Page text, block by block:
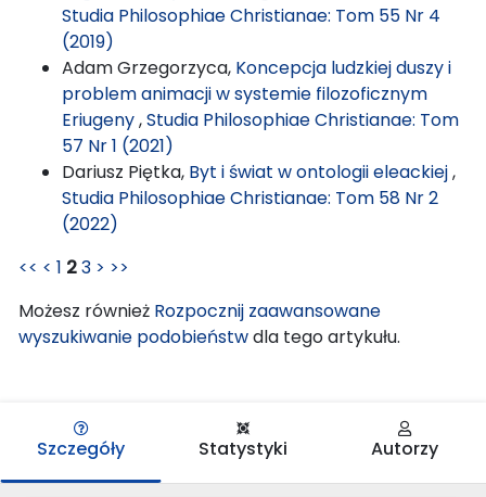
Studia Philosophiae Christianae: Tom 55 Nr 4
(2019)
Adam Grzegorzyca, Koncepcja ludzkiej duszy i
problem animacji w systemie filozoficznym
Eriugeny,Studia Philosophiae Christianae: Tom
57 Nr 1 (2021)
Dariusz Piętka, Byt i świat w ontologii eleackiej,
Studia Philosophiae Christianae: Tom 58 Nr 2
(2022)
<< < 1 23 > >>
Możesz również Rozpocznij zaawansowane
wyszukiwanie podobieństwdla tego artykułu.
Szczegóły Statystyki Autorzy